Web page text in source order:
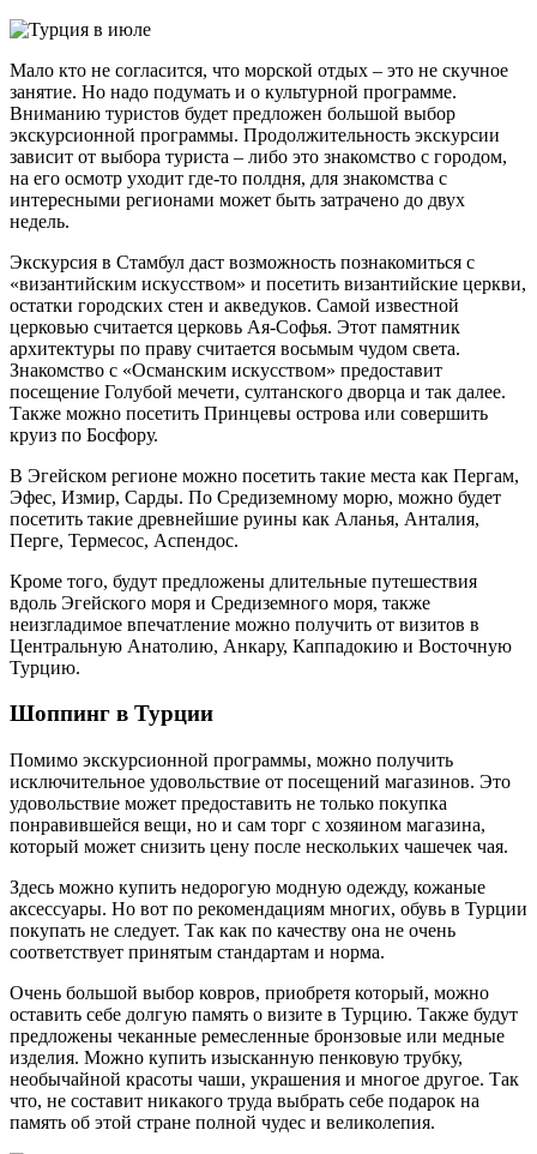
Мало кто не согласится, что морской отдых – это не скучное
занятие. Но надо подумать и о культурной программе.
Вниманию туристов будет предложен большой выбор
экскурсионной программы. Продолжительность экскурсии
зависит от выбора туриста – либо это знакомство с городом,
на его осмотр уходит где-то полдня, для знакомства с
интересными регионами может быть затрачено до двух
недель.
Экскурсия в Стамбул даст возможность познакомиться с
«византийским искусством» и посетить византийские церкви,
остатки городских стен и акведуков. Самой известной
церковью считается церковь Ая-Софья. Этот памятник
архитектуры по праву считается восьмым чудом света.
Знакомство с «Османским искусством» предоставит
посещение Голубой мечети, султанского дворца и так далее.
Также можно посетить Принцевы острова или совершить
круиз по Босфору.
В Эгейском регионе можно посетить такие места как Пергам,
Эфес, Измир, Сарды. По Средиземному морю, можно будет
посетить такие древнейшие руины как Аланья, Анталия,
Перге, Термесос, Аспендос.
Кроме того, будут предложены длительные путешествия
вдоль Эгейского моря и Средиземного моря, также
неизгладимое впечатление можно получить от визитов в
Центральную Анатолию, Анкару, Каппадокию и Восточную
Турцию.
Шоппинг в Турции
Помимо экскурсионной программы, можно получить
исключительное удовольствие от посещений магазинов. Это
удовольствие может предоставить не только покупка
понравившейся вещи, но и сам торг с хозяином магазина,
который может снизить цену после нескольких чашечек чая.
Здесь можно купить недорогую модную одежду, кожаные
аксессуары. Но вот по рекомендациям многих, обувь в Турции
покупать не следует. Так как по качеству она не очень
соответствует принятым стандартам и норма.
Очень большой выбор ковров, приобретя который, можно
оставить себе долгую память о визите в Турцию. Также будут
предложены чеканные ремесленные бронзовые или медные
изделия. Можно купить изысканную пенковую трубку,
необычайной красоты чаши, украшения и многое другое. Так
что, не составит никакого труда выбрать себе подарок на
память об этой стране полной чудес и великолепия.